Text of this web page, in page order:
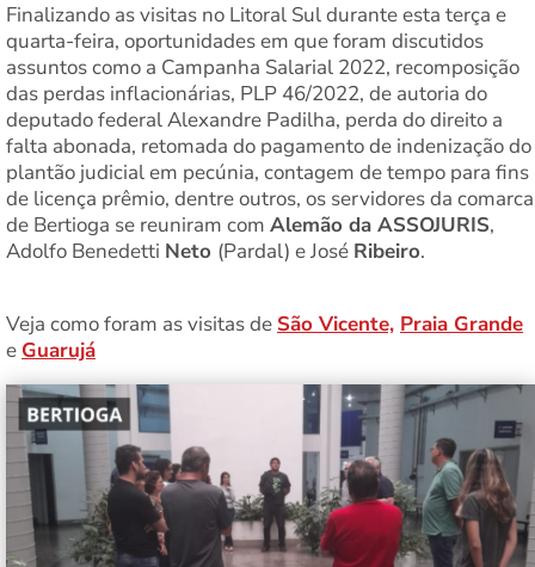
Finalizando as visitas no Litoral Sul durante esta terça e
quarta-feira, oportunidades em que foram discutidos
assuntos como a Campanha Salarial 2022, recomposição
das perdas inflacionárias, PLP 46/2022, de autoria do
deputado federal Alexandre Padilha, perda do direito a
falta abonada, retomada do pagamento de indenização do
plantão judicial em pecúnia, contagem de tempo para fins
de licença prêmio, dentre outros, os servidores da comarca
de Bertioga se reuniram com Alemão da ASSOJURIS,
Adolfo Benedetti Neto (Pardal) e José Ribeiro.
Veja como foram as visitas de São Vicente, Praia Grande
e Guarujá